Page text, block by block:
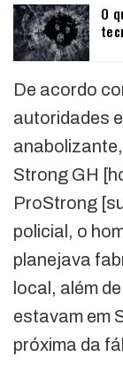
O
De acordo
autoridades
Strong GH
ProStrong
policial, o
planejava
local, além
estavam em
próxima da